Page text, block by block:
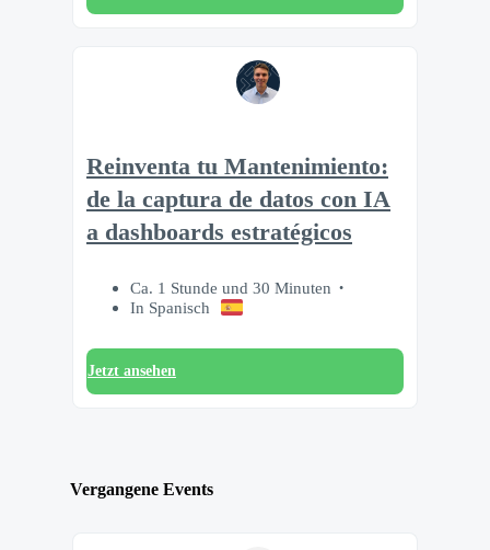
Reinventa tu Mantenimiento:
de la captura de datos con IA
a dashboards estratégicos
Ca. 1 Stunde und 30 Minuten
In Spanisch
Jetzt ansehen
Vergangene Events